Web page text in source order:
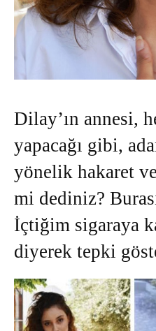
Dilay’ın annesi,
yapacağı gibi,
yönelik hakaret
mi dediniz?
İçtiğim sigaraya
diyerek tepki